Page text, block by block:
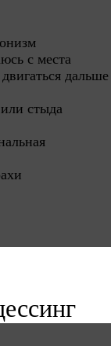
с места
дальше
стыда